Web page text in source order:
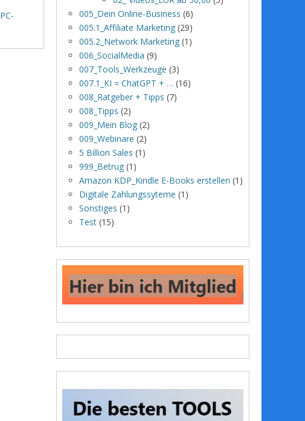
PC-
005_Dein Online-Business (6)
005.1_Affiliate Marketing (29)
005.2_Network Marketing (1)
006_SocialMedia (9)
007_Tools_Werkzeuge (3)
007.1_KI = ChatGPT + … (16)
008_Ratgeber + Tipps (7)
008_Tipps (2)
009_Mein Blog (2)
009_Webinare (2)
5 Billion Sales (1)
999_Betrug (1)
Amazon KDP_Kindle E-Books erstellen (1)
Digitale Zahlungssyteme (1)
Sonstiges (1)
Test (15)